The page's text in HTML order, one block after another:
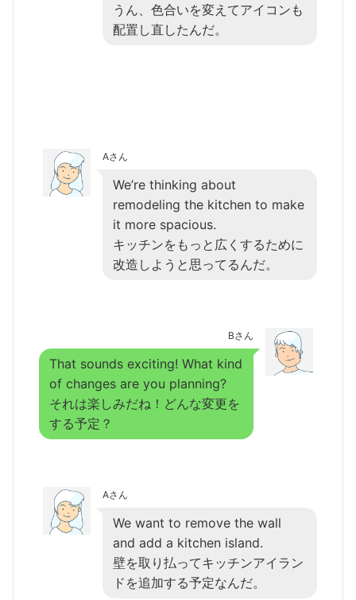
うん、色合いを変えてアイコンも
配置し直したんだ。
Aさん
We’re thinking about
remodeling the kitchen to make
it more spacious.
キッチンをもっと広くするために
改造しようと思ってるんだ。
Bさん
That sounds exciting! What kind
of changes are you planning?
それは楽しみだね！どんな変更を
する予定？
Aさん
We want to remove the wall
and add a kitchen island.
壁を取り払ってキッチンアイラン
ドを追加する予定なんだ。